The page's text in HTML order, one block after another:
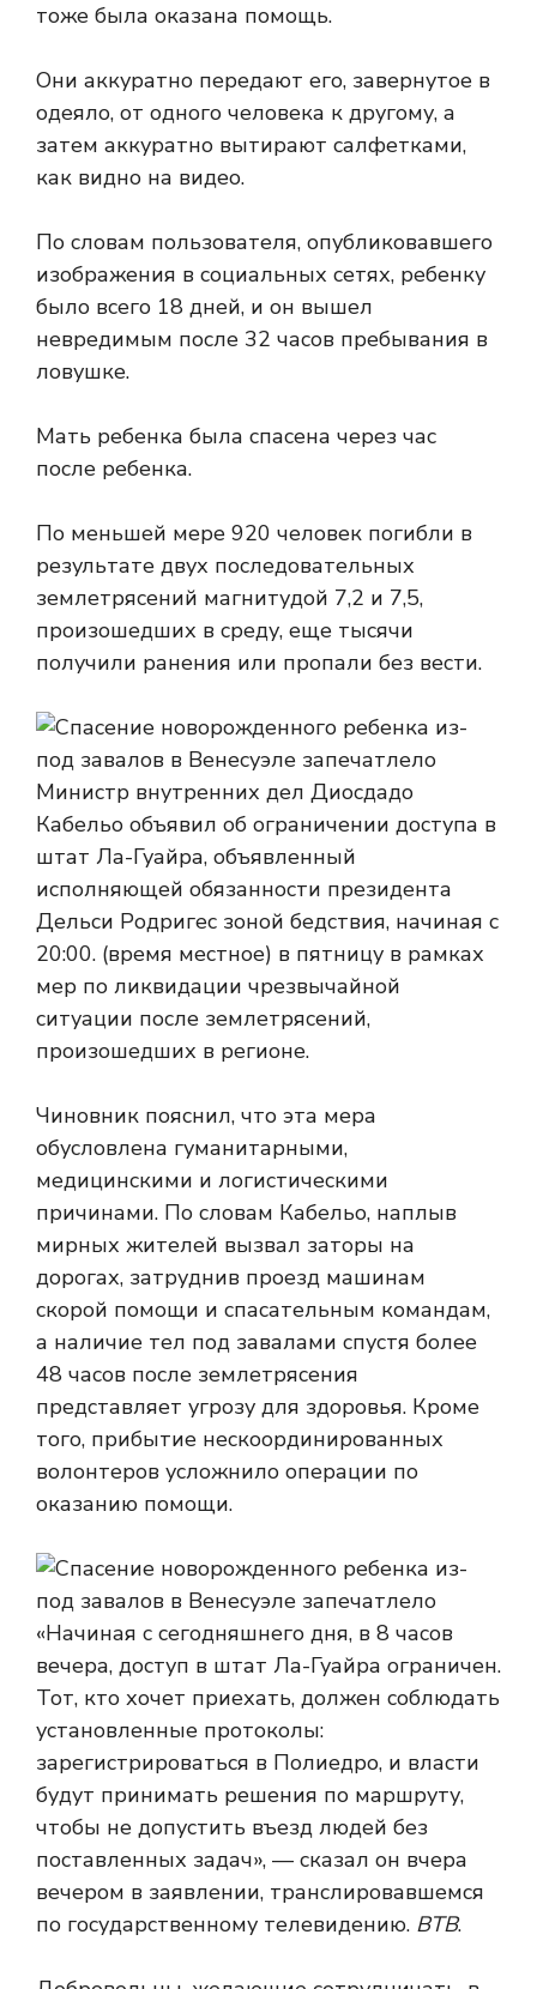
тоже была оказана помощь.
Они аккуратно передают его, завернутое в
одеяло, от одного человека к другому, а
затем аккуратно вытирают салфетками,
как видно на видео.
По словам пользователя, опубликовавшего
изображения в социальных сетях, ребенку
было всего 18 дней, и он вышел
невредимым после 32 часов пребывания в
ловушке.
Мать ребенка была спасена через час
после ребенка.
По меньшей мере 920 человек погибли в
результате двух последовательных
землетрясений магнитудой 7,2 и 7,5,
произошедших в среду, еще тысячи
получили ранения или пропали без вести.
Министр внутренних дел Диосдадо
Кабельо объявил об ограничении доступа в
штат Ла-Гуайра, объявленный
исполняющей обязанности президента
Дельси Родригес зоной бедствия, начиная с
20:00. (время местное) в пятницу в рамках
мер по ликвидации чрезвычайной
ситуации после землетрясений,
произошедших в регионе.
Чиновник пояснил, что эта мера
обусловлена ​​гуманитарными,
медицинскими и логистическими
причинами. По словам Кабельо, наплыв
мирных жителей вызвал заторы на
дорогах, затруднив проезд машинам
скорой помощи и спасательным командам,
а наличие тел под завалами спустя более
48 часов после землетрясения
представляет угрозу для здоровья. Кроме
того, прибытие нескоординированных
волонтеров усложнило операции по
оказанию помощи.
«Начиная с сегодняшнего дня, в 8 часов
вечера, доступ в штат Ла-Гуайра ограничен.
Тот, кто хочет приехать, должен соблюдать
установленные протоколы:
зарегистрироваться в Полиедро, и власти
будут принимать решения по маршруту,
чтобы не допустить въезд людей без
поставленных задач», — сказал он вчера
вечером в заявлении, транслировавшемся
по государственному телевидению. ВТВ.